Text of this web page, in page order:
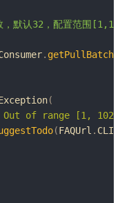
，默认32，配置范围
.
(
Out of range [1,
(FAQUrl .